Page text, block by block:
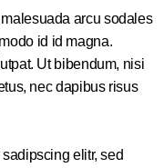
arcu sodales
id id magna.
Ut bibendum, nisi
nec dapibus risus
elitr, sed